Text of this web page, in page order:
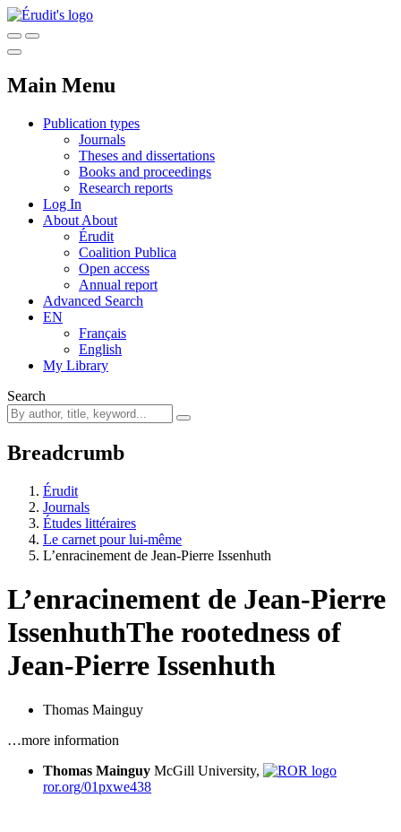
Main Menu
Publication types
Journals
Theses and dissertations
Books and proceedings
Research reports
Log In
About About
Érudit
Coalition Publica
Open access
Annual report
Advanced Search
EN
Français
English
My Library
Search
Breadcrumb
Érudit
Journals
Études littéraires
Le carnet pour lui-même
L’enracinement de Jean-Pierre Issenhuth
L’enracinement de Jean-Pierre
IssenhuthThe rootedness of
Jean-Pierre Issenhuth
Thomas Mainguy
…more information
Thomas Mainguy McGill University,
ror.org/01pxwe438